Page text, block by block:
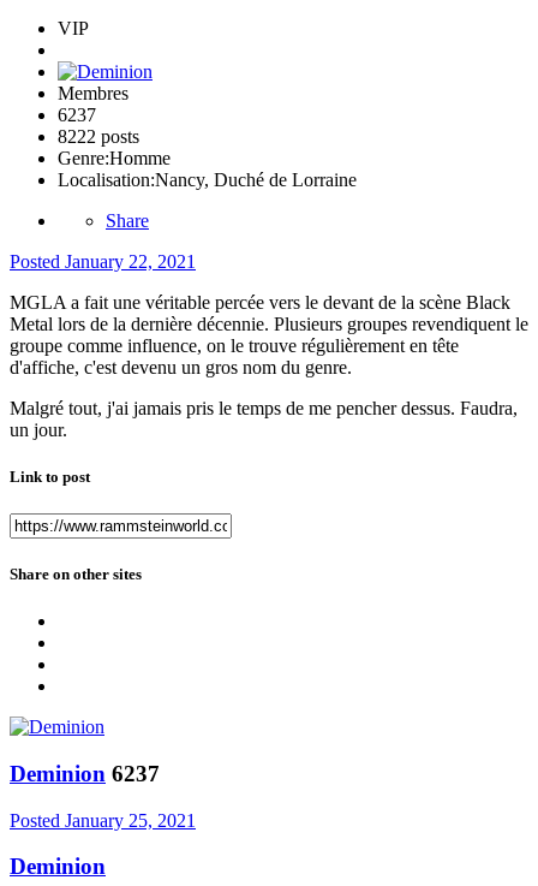
VIP
Membres
6237
8222 posts
Genre:Homme
Localisation:Nancy, Duché de Lorraine
Share
Posted January 22, 2021
MGLA a fait une véritable percée vers le devant de la scène Black
Metal lors de la dernière décennie. Plusieurs groupes revendiquent le
groupe comme influence, on le trouve régulièrement en tête
d'affiche, c'est devenu un gros nom du genre.
Malgré tout, j'ai jamais pris le temps de me pencher dessus. Faudra,
un jour.
Link to post
Share on other sites
Deminion 6237
Posted January 25, 2021
Deminion